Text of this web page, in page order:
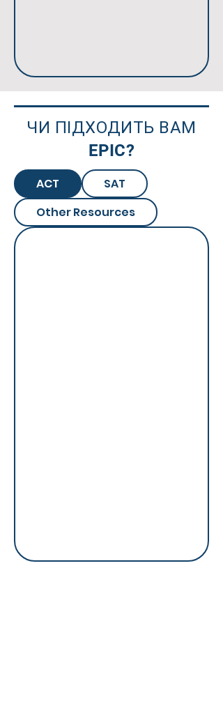
ЧИ ПІДХОДИТЬ ВАМ
EPIC?
ACT
SAT
Other Resources